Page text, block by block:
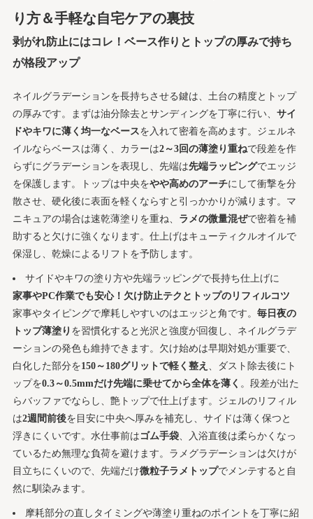
り方＆手軽な自宅ケアの裏技
剥がれ防止にはコレ！ベース作りとトップの厚みで持ち
が格段アップ
ネイルグラデーションを長持ちさせる鍵は、土台の精度とトップ
の厚みです。まずは油分除去とサンディングを丁寧に行い、 サイ
ドやキワに薄く均一なベースを入れて密着を高めます。ジェルネ
イルならベースは薄く、カラーは2～3回の薄塗り重ねで段差を作
らずにグラデーションを表現し、先端は先端ラッピングでエッジ
を保護します。トップは中央をやや高めのアーチにして衝撃を分
散させ、硬化後に表面を軽くならすと引っかかりが減ります。マ
ニキュアの場合は速乾薄塗りを重ね、 ラメの微量混ぜで密着を補
助すると欠けに強くなります。仕上げはキューティクルオイルで
保湿し、乾燥によるリフトを予防します。
サイドやキワの塗り方や先端ラッピングで長持ち仕上げに
家事やPC作業でも安心！欠け防止テクとトップのリフィルコツ
家事やタイピングで摩耗しやすいのはエッジと角です。 毎日夜の
トップ薄塗り を習慣化すると光沢と強度が回復し、ネイルグラデ
ーションの発色も維持できます。欠け始めは早期対処が重要で、
白化した部分を150～180グリットで軽く整え 、ダスト除去後にト
ップを0.3～0.5mmだけ先端に乗せてから全体を薄く 。段差が出た
らバッファでならし、艶トップで仕上げます。ジェルのリフィル
は2週間前後を目安に中央へ厚みを補充し、サイドは薄く保つと
浮きにくいです。水仕事前はゴム手袋、入浴直後は柔らかくなっ
ているため無理な負荷を避けます。ラメグラデーションは欠けが
目立ちにくいので、先端だけ微粒子ラメトップでメンテすると自
然に馴染みます。
摩耗部分の直しタイミングや薄塗り重ねのポイントを丁寧に紹